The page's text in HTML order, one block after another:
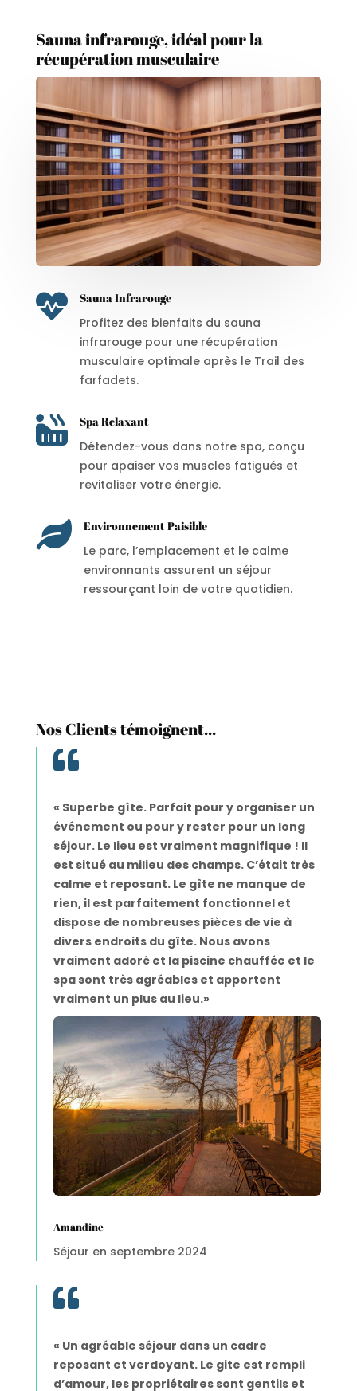
Sauna infrarouge, idéal pour la
récupération musculaire
 Sauna Infrarouge
Profitez des bienfaits du sauna
infrarouge pour une récupération
musculaire optimale après le Trail des
farfadets.
 Spa Relaxant
Détendez-vous dans notre spa, conçu
pour apaiser vos muscles fatigués et
revitaliser votre énergie.
 Environnement Paisible
Le parc, l’emplacement et le calme
environnants assurent un séjour
ressourçant loin de votre quotidien.
Nos Clients témoignent...

« Superbe gîte. Parfait pour y organiser un
événement ou pour y rester pour un long
séjour. Le lieu est vraiment magnifique ! Il
est situé au milieu des champs. C’était très
calme et reposant. Le gîte ne manque de
rien, il est parfaitement fonctionnel et
dispose de nombreuses pièces de vie à
divers endroits du gîte. Nous avons
vraiment adoré et la piscine chauffée et le
spa sont très agréables et apportent
vraiment un plus au lieu.»
Amandine
Séjour en septembre 2024

« Un agréable séjour dans un cadre
reposant et verdoyant. Le gite est rempli
d’amour, les propriétaires sont gentils et